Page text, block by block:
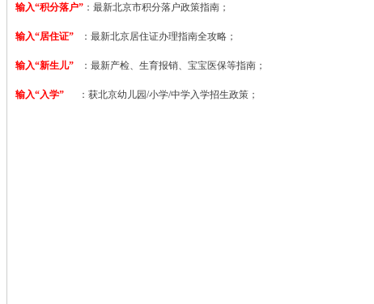
输入“积分落户” ：最新北京市积分落户政策指南；
输入“居住证” ：最新北京居住证办理指南全攻略；
输入“新生儿” ：最新产检、生育报销、宝宝医保等指南；
输入“入学” ：获北京幼儿园/小学/中学入学招生政策；